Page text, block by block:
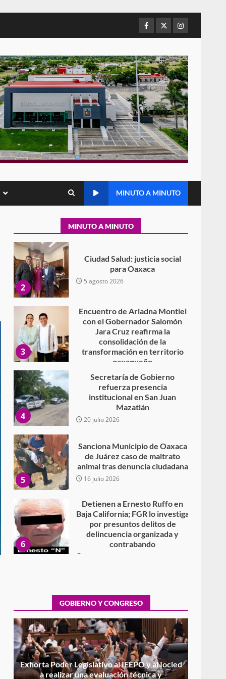
Facebook
TwitterInstagram
MINUTO A MINUTO
MINUTO A MINUTO
animal tras denuncia ciudadana
6
Detienen a Ernesto Ruffo en
Baja California; FGR lo investiga
por presuntos delitos de
delincuencia organizada y
contrabando
16 julio 2026
7
Sin paso carretera Oaxaca-
Cuacnopalan
26 junio 2026
Exhorta Poder Legislativo al
IEEPO y al Iocied a realizar una
instalaciones de la Escuela
Secundaria General Moisés
5 agosto 2026
2
Ciudad Salud: justicia social
para Oaxaca
5 agosto 2026
3
Encuentro de Ariadna Montiel
con el Gobernador Salomón
Jara Cruz reafirma la
consolidación de la
transformación en territorio
oaxaqueño
30 julio 2026
4
Secretaría de Gobierno
refuerza presencia
institucional en San Juan
Mazatlán
20 julio 2026
5
Sanciona Municipio de Oaxaca
de Juárez caso de maltrato
animal tras denuncia ciudadana
16 julio 2026
6
Detienen a Ernesto Ruffo en
Baja California; FGR lo investiga
por presuntos delitos de
delincuencia organizada y
contrabando
7
26 junio 2026
1
Exhorta Poder Legislativo al
IEEPO y al Iocied a realizar una
evaluación técnica y
estructural integral de las
instalaciones de la Escuela
GOBIERNO Y CONGRESO